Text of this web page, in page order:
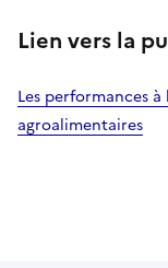
Lien vers la
Les performances
agroalimentaires